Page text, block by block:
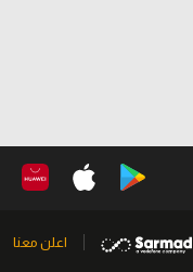
اعلن معنا